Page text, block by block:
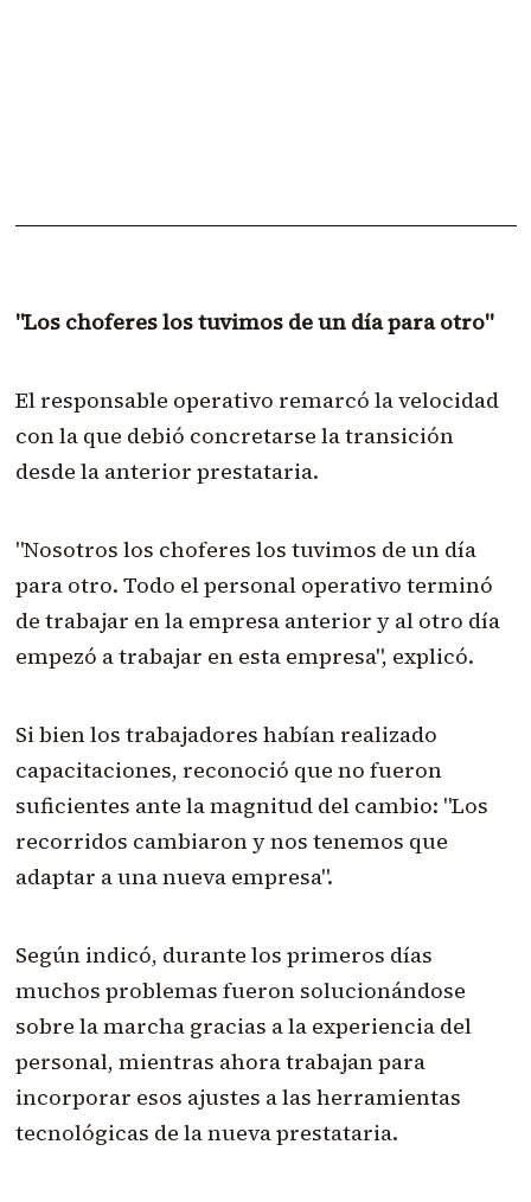
"Los choferes los tuvimos de un día para otro"
El responsable operativo remarcó la velocidad
con la que debió concretarse la transición
desde la anterior prestataria.
"Nosotros los choferes los tuvimos de un día
para otro. Todo el personal operativo terminó
de trabajar en la empresa anterior y al otro día
empezó a trabajar en esta empresa", explicó.
Si bien los trabajadores habían realizado
capacitaciones, reconoció que no fueron
suficientes ante la magnitud del cambio: "Los
recorridos cambiaron y nos tenemos que
adaptar a una nueva empresa".
Según indicó, durante los primeros días
muchos problemas fueron solucionándose
sobre la marcha gracias a la experiencia del
personal, mientras ahora trabajan para
incorporar esos ajustes a las herramientas
tecnológicas de la nueva prestataria.